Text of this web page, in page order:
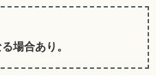
場合あり。